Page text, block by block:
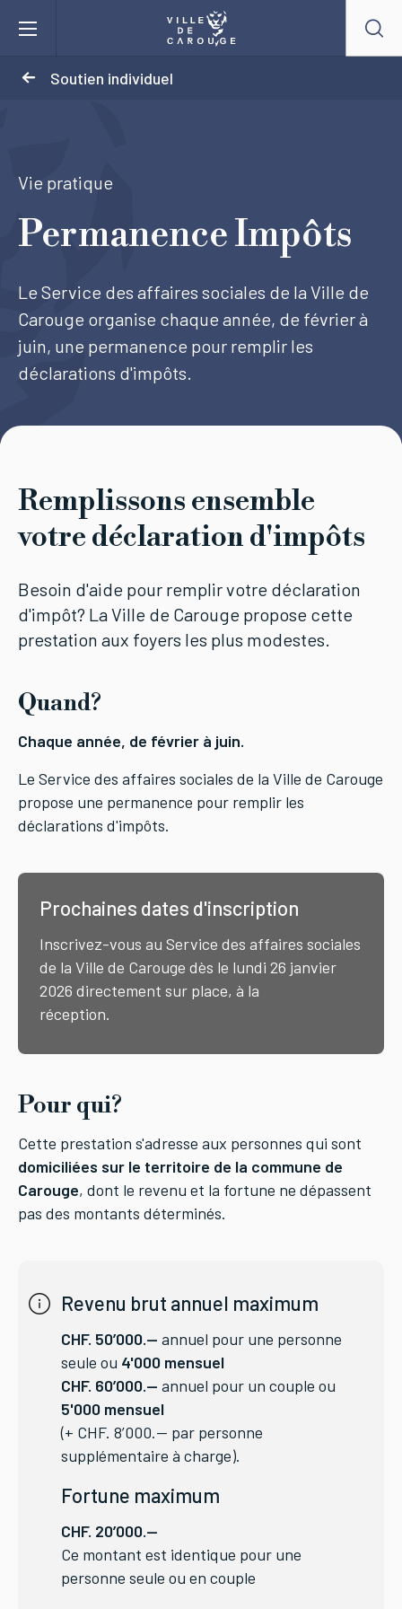
Soutien individuel
Mairie
Vie pratique
Actualités
Agenda
Démarches
CAROUGE SE CONSTRUIT
Vie pratique
Permanence Impôts
Le Service des affaires sociales de la Ville de
Carouge organise chaque année, de février à
juin, une permanence pour remplir les
déclarations d'impôts.
Remplissons ensemble
votre déclaration d'impôts
Besoin d'aide pour remplir votre déclaration
d'impôt? La Ville de Carouge propose cette
prestation aux foyers les plus modestes.
Quand?
Chaque année, de février à juin.
Le Service des affaires sociales de la Ville de Carouge
propose une permanence pour remplir les
déclarations d'impôts.
Prochaines dates d'inscription
Inscrivez-vous au Service des affaires sociales
de la Ville de Carouge dès le lundi 26 janvier
2026 directement sur place, à la
réception.
Pour qui?
Cette prestation s'adresse aux personnes qui sont
domiciliées sur le territoire de la commune de
Carouge, dont le revenu et la fortune ne dépassent
pas des montants déterminés.
Revenu brut annuel maximum
CHF. 50’000.-- annuel pour une personne
seule ou 4'000 mensuel
CHF. 60’000.-- annuel pour un couple ou
5'000 mensuel
(+ CHF. 8’000.-- par personne
supplémentaire à charge).
Fortune maximum
CHF. 20’000.--
Ce montant est identique pour une
personne seule ou en couple